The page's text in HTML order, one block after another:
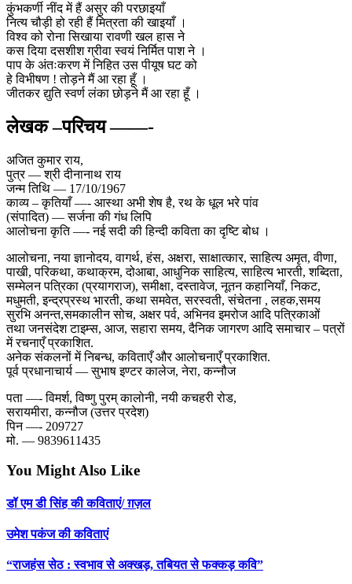
कुंभकर्णी नींद में हैं असुर की परछाइयाँ
नित्य चौड़ी हो रही हैं मित्रता की खाइयाँ ।
विश्व को रोना सिखाया रावणी खल हास ने
कस दिया दसशीश ग्रीवा स्वयं निर्मित पाश ने ।
पाप के अंतःकरण में निहित उस पीयूष घट को
हे विभीषण ! तोड़ने मैं आ रहा हूँ ।
जीतकर द्युति स्वर्ण लंका छोड़ने मैं आ रहा हूँ ।
लेखक –परिचय ——-
अजित कुमार राय,
पुत्र — श्री दीनानाथ राय
जन्म तिथि — 17/10/1967
काव्य – कृतियाँ —- आस्था अभी शेष है, रथ के धूल भरे पांव
(संपादित) — सर्जना की गंध लिपि
आलोचना कृति —- नई सदी की हिन्दी कविता का दृष्टि बोध ।
आलोचना, नया ज्ञानोदय, वागर्थ, हंस, अक्षरा, साक्षात्कार, साहित्य अमृत, वीणा,
पाखी, परिकथा, कथाक्रम, दोआबा, आधुनिक साहित्य, साहित्य भारती, शब्दिता,
सम्मेलन पत्रिका (प्रयागराज), समीक्षा, दस्तावेज, नूतन कहानियाँ, निकट,
मधुमती, इन्द्रप्रस्थ भारती, कथा समवेत, सरस्वती, संचेतना , लहक,समय
सुरभि अनन्त,समकालीन सोच, अक्षर पर्व, अभिनव इमरोज आदि पत्रिकाओं
तथा जनसंदेश टाइम्स, आज, सहारा समय, दैनिक जागरण आदि समाचार – पत्रों
में रचनाएँ प्रकाशित.
अनेक संकलनों में निबन्ध, कविताएँ और आलोचनाएँ प्रकाशित.
पूर्व प्रधानाचार्य — सुभाष इण्टर कालेज, नेरा, कन्नौज
पता —- विमर्श, विष्णु पुरम् कालोनी, नयी कचहरी रोड,
सरायमीरा, कन्नौज (उत्तर प्रदेश)
पिन —- 209727
मो. — 9839611435
You Might Also Like
डॉ एम डी सिंह की कविताएं/ ग़ज़ल
उमेश पकंज की कविताएं
“राजहंस सेठ : स्वभाव से अक्खड़, तबियत से फक्कड़ कवि”